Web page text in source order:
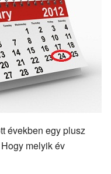
években egy plusz
melyik év